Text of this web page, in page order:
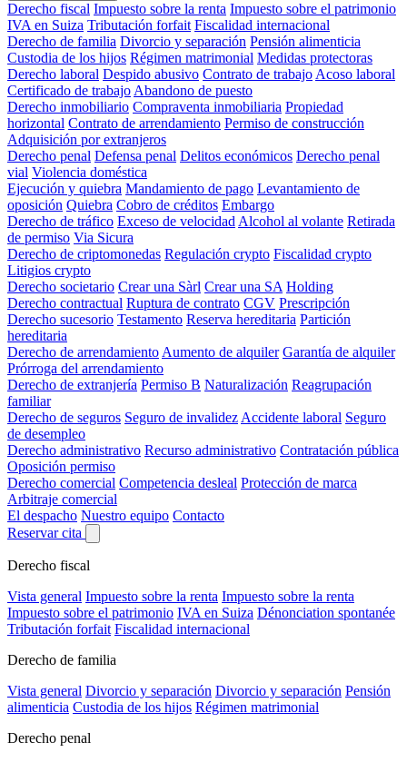
Derecho fiscal Impuesto sobre la renta Impuesto sobre el patrimonio
IVA en Suiza Tributación forfait Fiscalidad internacional
Derecho de familia Divorcio y separación Pensión alimenticia
Custodia de los hijos Régimen matrimonial Medidas protectoras
Derecho laboral Despido abusivo Contrato de trabajo Acoso laboral
Certificado de trabajo Abandono de puesto
Derecho inmobiliario Compraventa inmobiliaria Propiedad
horizontal Contrato de arrendamiento Permiso de construcción
Adquisición por extranjeros
Derecho penal Defensa penal Delitos económicos Derecho penal
vial Violencia doméstica
Ejecución y quiebra Mandamiento de pago Levantamiento de
oposición Quiebra Cobro de créditos Embargo
Derecho de tráfico Exceso de velocidad Alcohol al volante Retirada
de permiso Via Sicura
Derecho de criptomonedas Regulación crypto Fiscalidad crypto
Litigios crypto
Derecho societario Crear una Sàrl Crear una SA Holding
Derecho contractual Ruptura de contrato CGV Prescripción
Derecho sucesorio Testamento Reserva hereditaria Partición
hereditaria
Derecho de arrendamiento Aumento de alquiler Garantía de alquiler
Prórroga del arrendamiento
Derecho de extranjería Permiso B Naturalización Reagrupación
familiar
Derecho de seguros Seguro de invalidez Accidente laboral Seguro
de desempleo
Derecho administrativo Recurso administrativo Contratación pública
Oposición permiso
Derecho comercial Competencia desleal Protección de marca
Arbitraje comercial
El despacho Nuestro equipo Contacto
Reservar cita
Derecho fiscal
Vista general Impuesto sobre la renta Impuesto sobre la renta
Impuesto sobre el patrimonio IVA en Suiza Dénonciation spontanée
Tributación forfait Fiscalidad internacional
Derecho de familia
Vista general Divorcio y separación Divorcio y separación Pensión
alimenticia Custodia de los hijos Régimen matrimonial
Derecho penal